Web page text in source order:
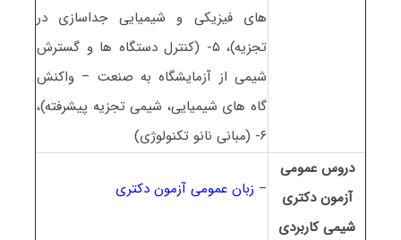
های فیزیکی و شیمیایی جداسازی در
تجزیه)، ۵- (کنترل دستگاه ها و گسترش
شیمی از آزمایشگاه به صنعت – واکنش
گاه های شیمیایی، شیمی تجزیه پیشرفته)،
۶- (مبانی نانو تکنولوژی)
دروس عمومی
آزمون دکتری
شیمی ﻛﺎرﺑﺮدی
– زبان عمومی آزمون دکتری